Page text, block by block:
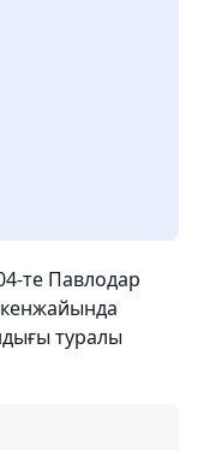
те Павлодар
туралы